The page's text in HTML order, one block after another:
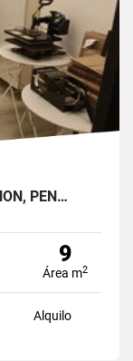
PEÑ…
9
Área m2
Alquilo